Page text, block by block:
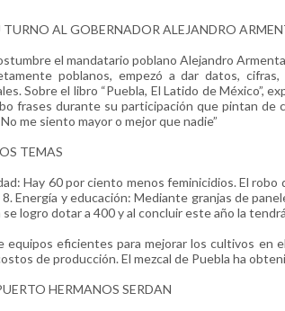
TURNO AL GOBERNADOR ALEJANDRO
el mandatario poblano Alejandro
poblanos, empezó a dar datos,
Sobre el libro “Puebla, El Latido de México”,
frases durante su participación que pintan de
me siento mayor o mejor que nadie”
TEMAS
Hay 60 por ciento menos feminicidios. El
8. Energía y educación: Mediante granjas de
se logro dotar a 400 y al concluir este año la
equipos eficientes para mejorar los cultivos en
de producción. El mezcal de Puebla ha
HERMANOS SERDAN